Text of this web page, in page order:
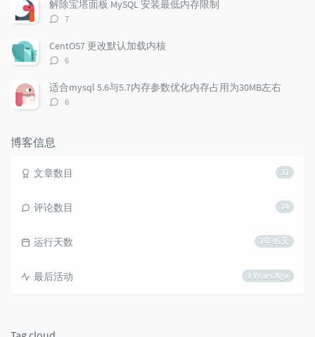
i
l
e
t
解除宝塔面板 MySQL 安装最低内存限制
评
数：
7
CentOS7 更改默认加载内核
评
数：
6
适合mysql 5.6与5.7内存参数优化内存占用为30MB左右
评
6
博客信息
37
文章数目
74
评论数目
7年95天
运行天数
3 Years Ago
最后活动